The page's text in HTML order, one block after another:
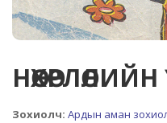
Зохиолч: Ардын аман